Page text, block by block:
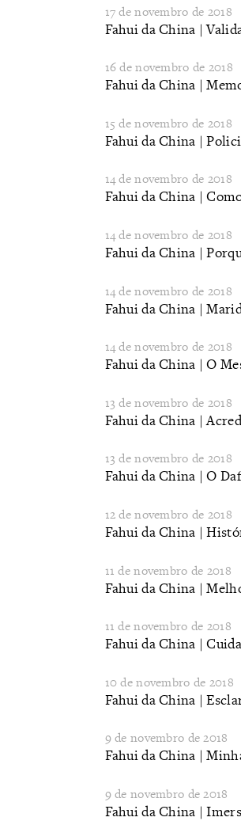
17 de novembro de 2018
Fahui da China |
16 de novembro de 2018
​Fahui da China |
15 de novembro de 2018
Fahui da China |
14 de novembro de 2018
Fahui da China |
14 de novembro de 2018
Fahui da China |
14 de novembro de 2018
Fahui da China |
14 de novembro de 2018
Fahui da China | O
13 de novembro de 2018
Fahui da China |
13 de novembro de 2018
Fahui da China | O
12 de novembro de 2018
Fahui da China |
11 de novembro de 2018
Fahui da China |
11 de novembro de 2018
Fahui da China |
10 de novembro de 2018
Fahui da China |
9 de novembro de 2018
Fahui da China |
9 de novembro de 2018
Fahui da China |